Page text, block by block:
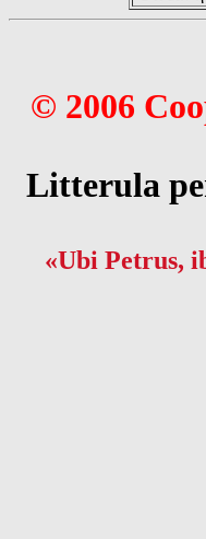
© 2006
Litterula
«Ubi Petrus,